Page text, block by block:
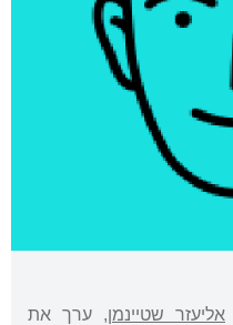
אליעזר שטיינמן, ערך את